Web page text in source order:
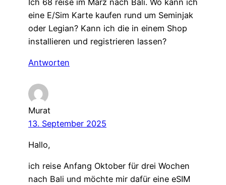
eine E/Sim Karte kaufen rund um Seminjak
oder Legian? Kann ich die in einem Shop
installieren und registrieren lassen?
Antworten
Murat
13. September 2025
Hallo,
ich reise Anfang Oktober für drei Wochen
nach Bali und möchte mir dafür eine eSIM